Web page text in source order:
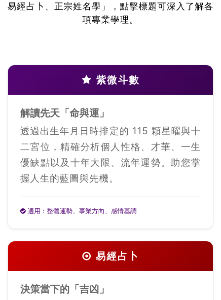
易經占卜、正宗姓名學」，點擊標題可深入了解各
項專業學理。
紫微斗數
解讀先天「命與運」
透過出生年月日時排定的 115 顆星曜與十
二宮位，精確分析個人性格、才華、一生
優缺點以及十年大限、流年運勢。助您掌
握人生的藍圖與先機。
適用：整體運勢、事業方向、感情基調
易經占卜
決策當下的「吉凶」